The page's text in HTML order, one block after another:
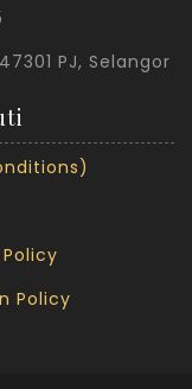
PJ, Selangor
Policy